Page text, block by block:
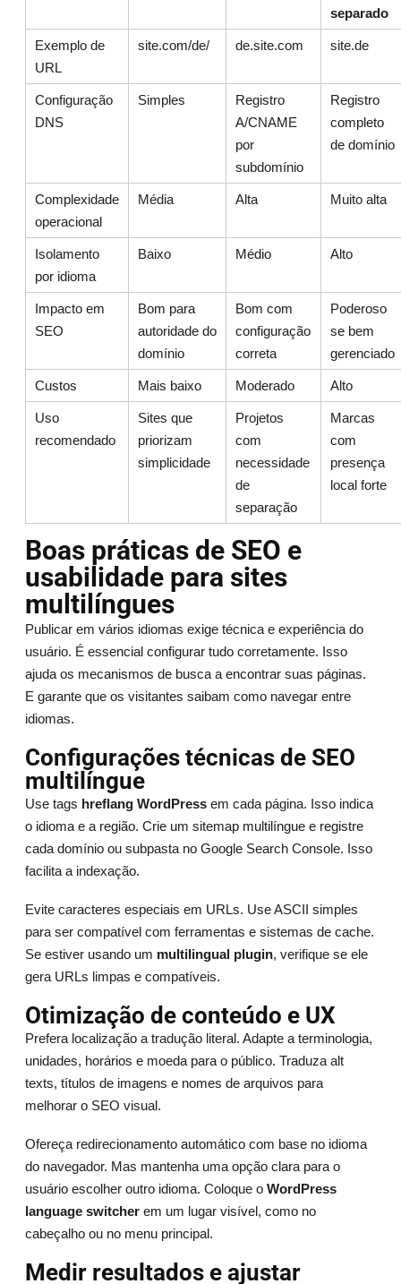
separado
Exemplo de
URL
site.com/de/ de.site.com site.de
Configuração
DNS
Simples
Registro
A/CNAME
por
subdomínio
Registro
completo
de domínio
Complexidade
operacional
Média Alta Muito alta
Isolamento
por idioma
Baixo Médio Alto
Impacto em
SEO
Bom para
autoridade do
domínio
Bom com
configuração
correta
Poderoso
se bem
gerenciado
Custos Mais baixo Moderado Alto
Uso
recomendado
Sites que
priorizam
simplicidade
Projetos
com
necessidade
de
separação
Marcas
com
presença
local forte
Boas práticas de SEO e
usabilidade para sites
multilíngues
Publicar em vários idiomas exige técnica e experiência do
usuário. É essencial configurar tudo corretamente. Isso
ajuda os mecanismos de busca a encontrar suas páginas.
E garante que os visitantes saibam como navegar entre
idiomas.
Configurações técnicas de SEO
multilíngue
Use tags hreflang WordPressem cada página. Isso indica
o idioma e a região. Crie um sitemap multilíngue e registre
cada domínio ou subpasta no Google Search Console. Isso
facilita a indexação.
Evite caracteres especiais em URLs. Use ASCII simples
para ser compatível com ferramentas e sistemas de cache.
Se estiver usando um multilingual plugin, verifique se ele
gera URLs limpas e compatíveis.
Otimização de conteúdo e UX
Prefera localização a tradução literal. Adapte a terminologia,
unidades, horários e moeda para o público. Traduza alt
texts, títulos de imagens e nomes de arquivos para
melhorar o SEO visual.
Ofereça redirecionamento automático com base no idioma
do navegador. Mas mantenha uma opção clara para o
usuário escolher outro idioma. Coloque o WordPress
language switcherem um lugar visível, como no
cabeçalho ou no menu principal.
Medir resultados e ajustar